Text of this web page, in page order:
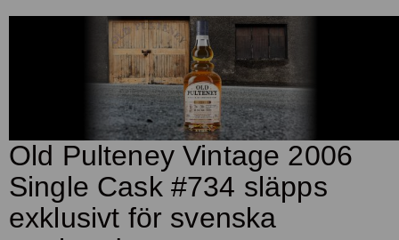
Old Pulteney Vintage 2006
Single Cask #734 släpps
exklusivt för svenska